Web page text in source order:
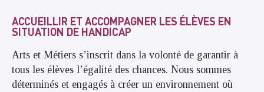
ACCUEILLIR ET ACCOMPAGNER LES ÉLÈVES EN
SITUATION DE HANDICAP
Arts et Métiers s’inscrit dans la volonté de garantir à
tous les élèves l’égalité des chances. Nous sommes
déterminés et engagés à créer un environnement où